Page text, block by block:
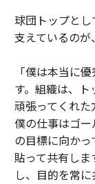
球団トップと
支えているのが
「僕は本当に
す。組織は、
頑張ってくれ
僕の仕事はゴ
の目標に向か
貼って共有し
し、目的を常に